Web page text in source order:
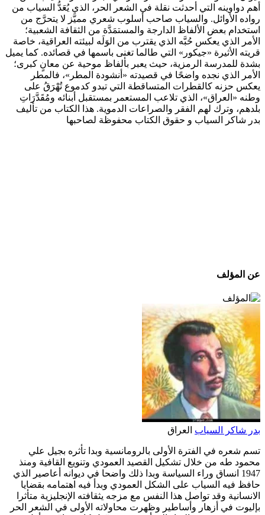
أهم دواوينه التي أحدثت نقلة في الشعر الحر، الذي يُعَدُّ السياب من
رواده الأوائل. والسياب صاحب أسلوب شعري مميَّز لا يتحرَّج من
استخدام بعض الألفاظ الدارجة والمستمَدَّة من الثقافة الشعبية؛
الأمر الذي يعكس حُبَّه الذي يقترب من الوَلَه لبيئته العراقية، خاصة
قريته الأثيرة «جيكور» التي طالما تغنى باسمها في قصائده. كما يميل
بشدة للمدرسة الرمزية، حيث يعبر بألفاظ موحية عن معانٍ كبرى؛
الأمر الذي نجده واضحًا في قصيدته «أنشودة المطر»، فالمطر
يعكس حزنه كالقطرات المتساقطة التي تبدو كدموع تُهْرَقُ على
وطنه «العراق»، الذي تلاعب المستعمر بمستقبل أبنائه ومُقَدَّرَاتِ
بلدهم، وترك لهم الفقر والصراعات الدموية. هذا الكتاب من تأليف
بدر شاكر السياب و حقوق الكتاب محفوظة لصاحبها
عن المؤلف
بدر شاكر السياب العراق
تسم شعره في الفترة الأولى بالرومانسية وبدا تأثره بجيل علي
محمود طه من خلال تشكيل القصيد العمودي وتنويع القافية ومنذ
1947 انساق وراء السياسة وبدا ذلك واضحا في ديوانه أعاصير الذي
حافظ فيه السياب على الشكل العمودي وبدأ فيه اهتمامه بقضايا
الانسانية وقد تواصل هذا النفس مع مزجه يثقافته الإنجليزية متأثرا
بإليوت في أزهار وأساطير وظهرت محاولاته الأولى في الشعر الحر